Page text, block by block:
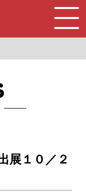
展１０／２